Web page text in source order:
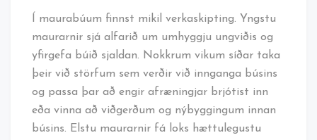
Í maurabúum finnst mikil verkaskipting. Yngstu
maurarnir sjá alfarið um umhyggju ungviðis og
yfirgefa búið sjaldan. Nokkrum vikum síðar taka
þeir við störfum sem verðir við innganga búsins
og passa þar að engir afræningjar brjótist inn
eða vinna að viðgerðum og nýbyggingum innan
búsins. Elstu maurarnir fá loks hættulegustu